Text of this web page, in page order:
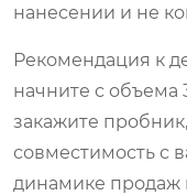
нанесении и не
Рекомендация к
начните с объема
закажите
совместимость с
динамике продаж